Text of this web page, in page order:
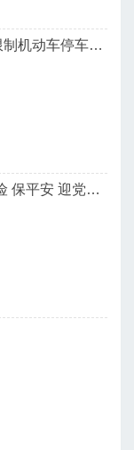
关于印发《普陀区民防工程禁止和限制机动车停车位设置要求》的通知
关于印发《普陀区民防办开展“防风险 保平安 迎党的二十大”安全生产大检查工作方案》的通知